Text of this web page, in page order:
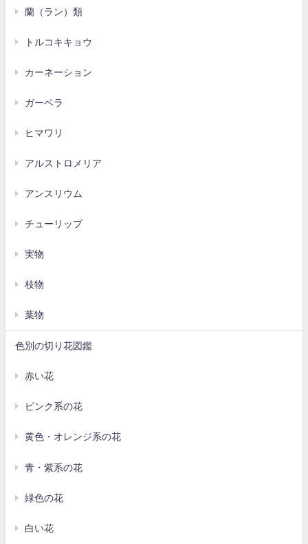
蘭（ラン）類
トルコキキョウ
カーネーション
ガーベラ
ヒマワリ
アルストロメリア
アンスリウム
チューリップ
実物
枝物
葉物
色別の切り花図鑑
赤い花
ピンク系の花
黄色・オレンジ系の花
青・紫系の花
緑色の花
白い花